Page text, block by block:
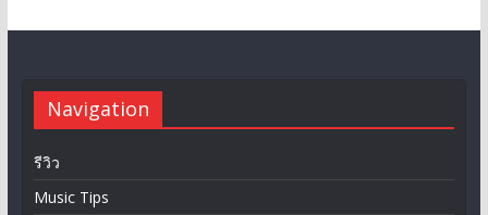
Navigation
รีวิว
Music Tips